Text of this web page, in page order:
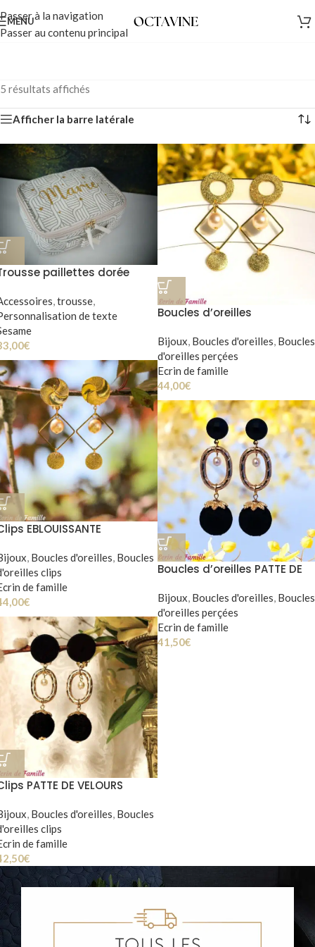
Passer à la navigation
Passer au contenu principal
MENU
5 résultats affichés
Afficher la barre latérale
paillettes dorée
,trousse,
de texte
€
Boucles d’oreilles
Bijoux, Boucles d'oreilles, Boucles
d'oreilles perçées
Ecrin de famille
44,00€
EBLOUISSANTE
, Boucles d'oreilles, Boucles
clips
de famille
€
Boucles d’oreilles PATTE DE
Bijoux, Boucles d'oreilles, Boucles
d'oreilles perçées
Ecrin de famille
41,50€
PATTE DE VELOURS
, Boucles d'oreilles, Boucles
clips
de famille
€